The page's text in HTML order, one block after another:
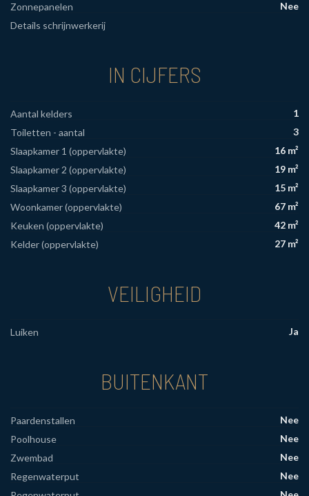
Zonnepanelen
Nee
Details schrijnwerkerij
IN CIJFERS
Aantal kelders
1
Toiletten - aantal
3
Slaapkamer 1 (oppervlakte)
16 m²
Slaapkamer 2 (oppervlakte)
19 m²
Slaapkamer 3 (oppervlakte)
15 m²
Woonkamer (oppervlakte)
67 m²
Keuken (oppervlakte)
42 m²
Kelder (oppervlakte)
27 m²
VEILIGHEID
Luiken Ja
BUITENKANT
Paardenstallen
Nee
Poolhouse
Nee
Zwembad
Nee
Regenwaterput
Nee